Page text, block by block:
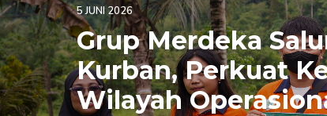
5 JUNI 2026
Grup Merdeka
Kurban, Perkuat
Wilayah